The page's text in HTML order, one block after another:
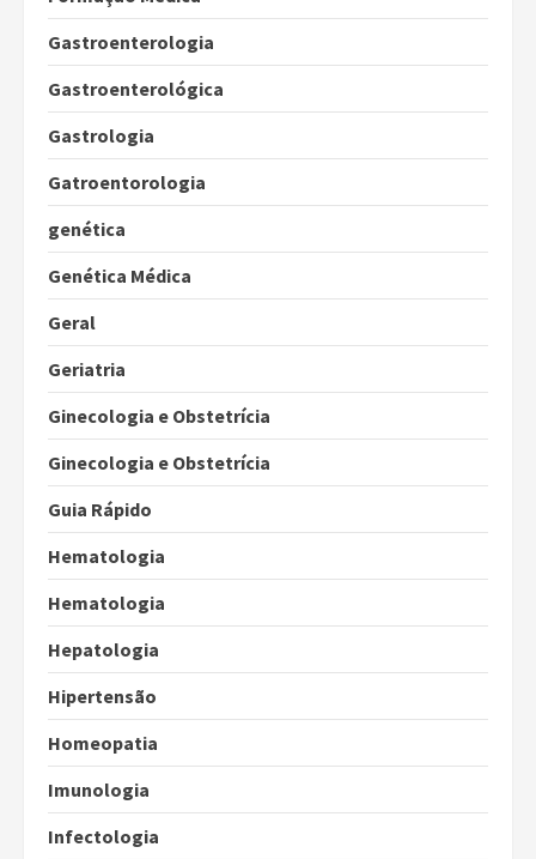
Gastroenterologia
Gastroenterológica
Gastrologia
Gatroentorologia
genética
Genética Médica
Geral
Geriatria
Ginecologia e Obstetrícia
Ginecologia e Obstetrícia
Guia Rápido
Hematologia
Hematologia
Hepatologia
Hipertensão
Homeopatia
Imunologia
Infectologia